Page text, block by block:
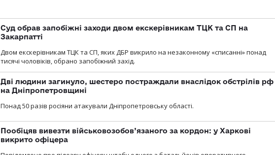
Суд обрав запобіжні заходи двом екскерівникам ТЦК та СП на
Закарпатті
Двом екскерівникам ТЦК та СП, яких ДБР викрило на незаконному «списанні» понад
тисячі чоловіків, обрано запобіжний захід.
Дві людини загинуло, шестеро постраждали внаслідок обстрілів рф
на Дніпропетровщині
Понад 50 разів росіяни атакували Дніпропетровську області.
Пообіцяв вивезти військовозобов’язаного за кордон: у Харкові
викрито офіцера